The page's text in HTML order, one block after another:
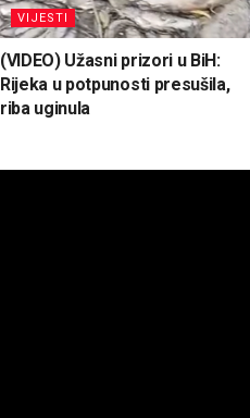
VIJESTI
(VIDEO) Užasni prizori u BiH:
Rijeka u potpunosti presušila,
riba uginula